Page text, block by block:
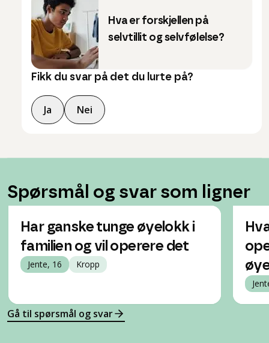
Hva er forskjellen på
selvtillit og selvfølelse?
Fikk du svar på det du lurte på?
Ja Nei
Spørsmål og svar som ligner
Har ganske tunge øyelokk i
familien og vil operere det
Jente, 16 Kropp
Gå til spørsmål og svar